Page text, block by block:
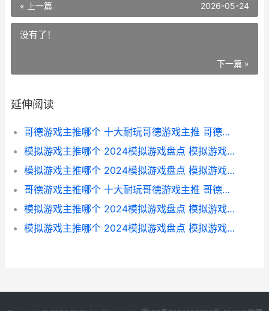
« 上一篇 2026-05-24
没有了！
下一篇 »
延伸阅读
哥德游戏主推哪个 十大耐玩哥德游戏主推 哥德堡游戏路线图
模拟游戏主推哪个 2024模拟游戏盘点 模拟游戏排行榜top10
模拟游戏主推哪个 2024模拟游戏盘点 模拟游戏什么好玩
哥德游戏主推哪个 十大耐玩哥德游戏主推 哥德官网
模拟游戏主推哪个 2024模拟游戏盘点 模拟游戏哪款好玩
模拟游戏主推哪个 2024模拟游戏盘点 模拟游戏主推哪些游戏